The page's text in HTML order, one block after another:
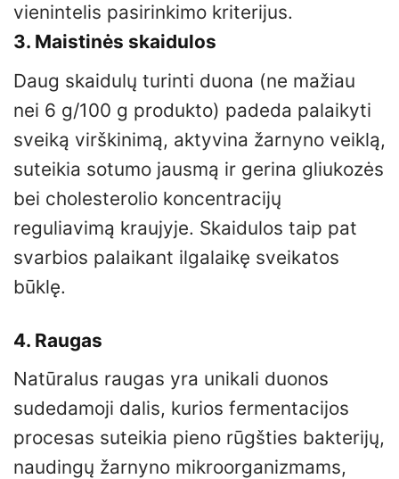
vienintelis pasirinkimo kriterijus.
3. Maistinės skaidulos
Daug skaidulų turinti duona (ne mažiau
nei 6 g/100 g produkto) padeda palaikyti
sveiką virškinimą, aktyvina žarnyno veiklą,
suteikia sotumo jausmą ir gerina gliukozės
bei cholesterolio koncentracijų
reguliavimą kraujyje. Skaidulos taip pat
svarbios palaikant ilgalaikę sveikatos
būklę.
4. Raugas
Natūralus raugas yra unikali duonos
sudedamoji dalis, kurios fermentacijos
procesas suteikia pieno rūgšties bakterijų,
naudingų žarnyno mikroorganizmams,